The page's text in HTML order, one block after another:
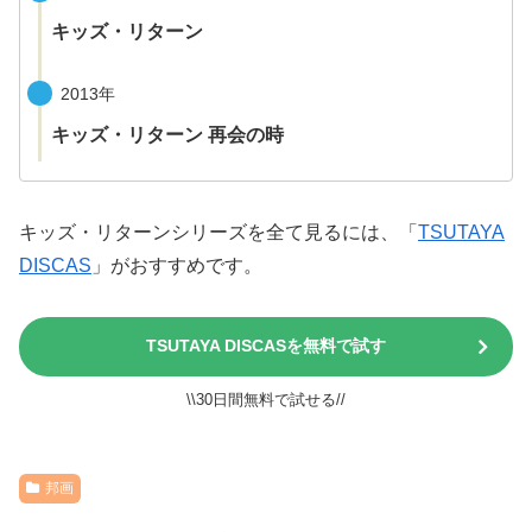
キッズ・リターン
2013年
キッズ・リターン 再会の時
キッズ・リターンシリーズを全て見るには、「 TSUTAYA
DISCAS 」がおすすめです。
TSUTAYA DISCASを無料で試す
\\30日間無料で試せる//
邦画